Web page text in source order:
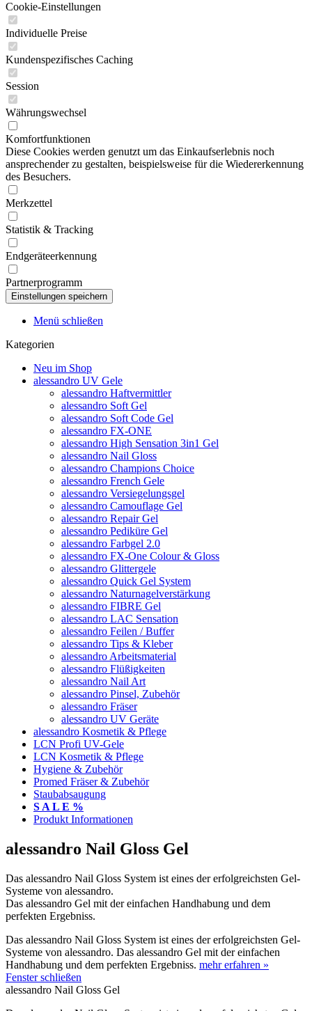
Cookie-Einstellungen
Individuelle Preise
Kundenspezifisches Caching
Session
Währungswechsel
Komfortfunktionen
Diese Cookies werden genutzt um das Einkaufserlebnis noch
ansprechender zu gestalten, beispielsweise für die Wiedererkennung
des Besuchers.
Merkzettel
Statistik & Tracking
Endgeräteerkennung
Partnerprogramm
Menü schließen
Kategorien
Neu im Shop
alessandro UV Gele
alessandro Haftvermittler
alessandro Soft Gel
alessandro Soft Code Gel
alessandro FX-ONE
alessandro High Sensation 3in1 Gel
alessandro Nail Gloss
alessandro Champions Choice
alessandro French Gele
alessandro Versiegelungsgel
alessandro Camouflage Gel
alessandro Repair Gel
alessandro Pediküre Gel
alessandro Farbgel 2.0
alessandro FX-One Colour & Gloss
alessandro Glittergele
alessandro Quick Gel System
alessandro Naturnagelverstärkung
alessandro FIBRE Gel
alessandro LAC Sensation
alessandro Feilen / Buffer
alessandro Tips & Kleber
alessandro Arbeitsmaterial
alessandro Flüßigkeiten
alessandro Nail Art
alessandro Pinsel, Zubehör
alessandro Fräser
alessandro UV Geräte
alessandro Kosmetik & Pflege
LCN Profi UV-Gele
LCN Kosmetik & Pflege
Hygiene & Zubehör
Promed Fräser & Zubehör
Staubabsaugung
S A L E %
Produkt Informationen
alessandro Nail Gloss Gel
Das alessandro Nail Gloss System ist eines der erfolgreichsten Gel-
Systeme von alessandro.
Das alessandro Gel mit der einfachen Handhabung und dem
perfekten Ergebniss.
Das alessandro Nail Gloss System ist eines der erfolgreichsten Gel-
Systeme von alessandro. Das alessandro Gel mit der einfachen
Handhabung und dem perfekten Ergebniss. mehr erfahren »
Fenster schließen
alessandro Nail Gloss Gel